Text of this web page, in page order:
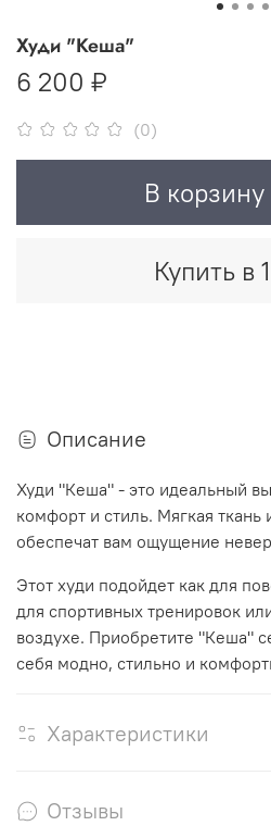
(0)
Худи "Кеша"
6 200 ₽
В корзину
Купить в
Описание
Худи "Кеша" - это идеальный
комфорт и стиль. Мягкая ткань
обеспечат вам ощущение
Этот худи подойдет как для
для спортивных тренировок
воздухе. Приобретите "Кеша"
себя модно, стильно и
Характеристики
Отзывы